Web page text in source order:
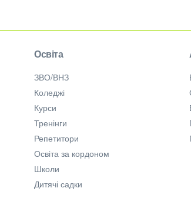
Освіта
ЗВО/ВНЗ
Коледжі
Курси
Тренінги
Репетитори
Освіта за кордоном
Школи
Дитячі садки